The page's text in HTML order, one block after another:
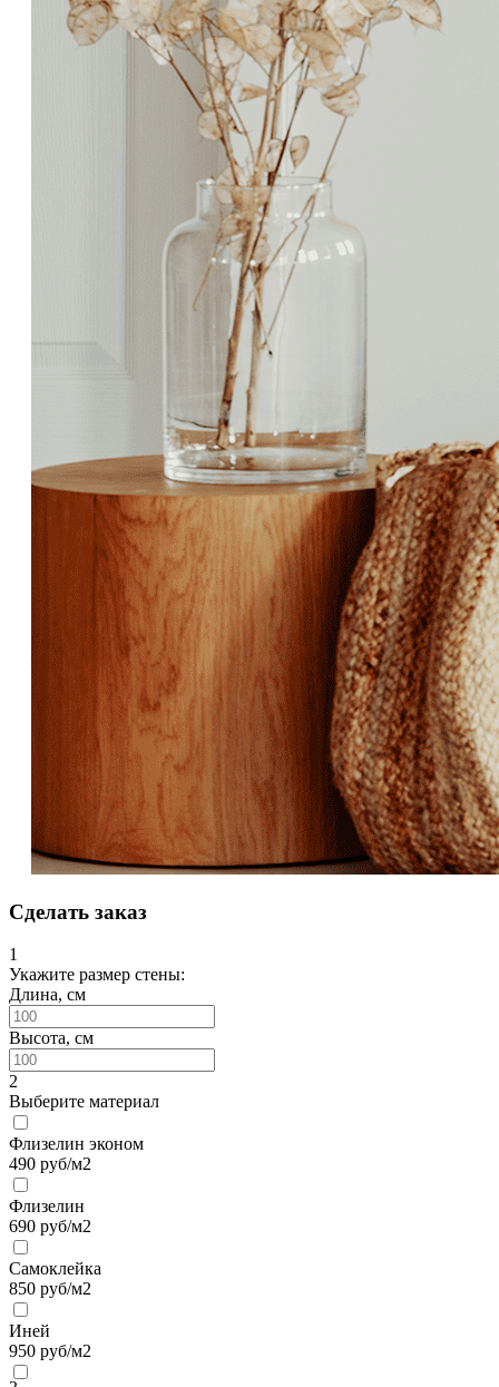
Сделать заказ
1
Укажите размер стены:
Длина, см
Высота, см
2
Выберите материал
Флизелин эконом
490 руб/м2
Флизелин
690 руб/м2
Самоклейка
850 руб/м2
Иней
950 руб/м2